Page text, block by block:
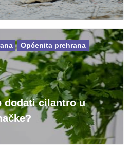
dodati cilantro u
Općenita prehrana